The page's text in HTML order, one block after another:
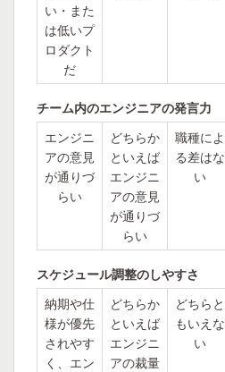
い・また
は低いプ
ロダクト
だ
チーム内のエンジニアの発言力
エンジニ
アの意見
が通りづ
らい
どちらか
といえば
エンジニ
アの意見
が通りづ
らい
職種によ
る差はな
い
スケジュール調整のしやすさ
納期や仕
様が優先
されやす
く、エン
どちらか
といえば
エンジニ
アの裁量
どちらと
もいえな
い